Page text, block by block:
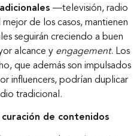
—televisión, radio
de los casos, mantienen
seguirán creciendo a buen
alcance y engagement. Los
que además son impulsados
influencers, podrían duplicar
tradicional.
de contenidos